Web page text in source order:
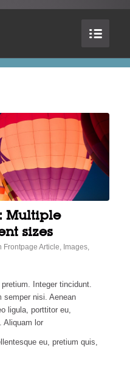
Multiple
sizes
Frontpage Article Images,
Integer tincidunt.
semper nisi. Aenean
ligula, porttitor eu,
Aliquam lor
eu, pretium quis,